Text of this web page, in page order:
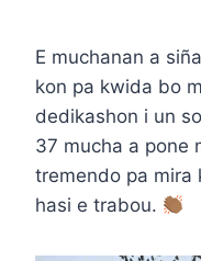
E muchanan a
kon pa kwida bo
dedikashon i un
37 mucha a pone
tremendo pa mira
hasi e trabou.